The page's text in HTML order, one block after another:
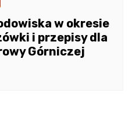
w okresie
i przepisy dla
Górniczej